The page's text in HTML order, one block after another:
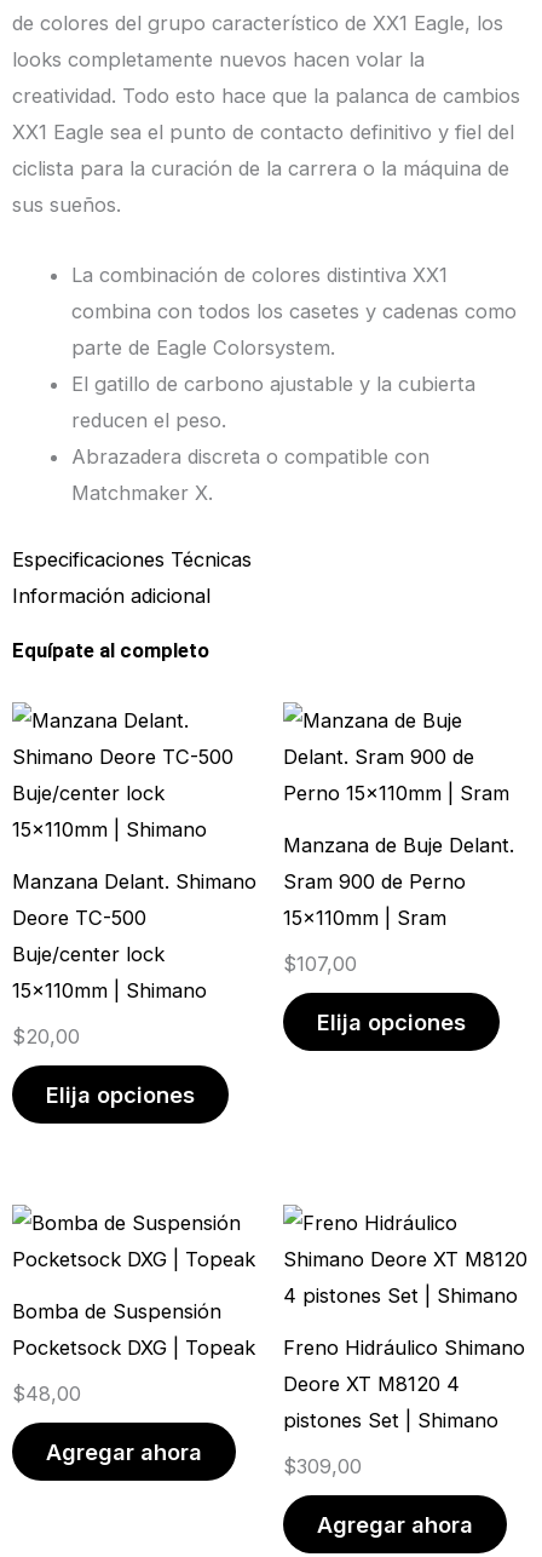
de colores del grupo característico de XX1 Eagle, los
looks completamente nuevos hacen volar la
creatividad. Todo esto hace que la palanca de cambios
XX1 Eagle sea el punto de contacto definitivo y fiel del
ciclista para la curación de la carrera o la máquina de
sus sueños.
La combinación de colores distintiva XX1
combina con todos los casetes y cadenas como
parte de Eagle Colorsystem.
El gatillo de carbono ajustable y la cubierta
reducen el peso.
Abrazadera discreta o compatible con
Matchmaker X.
Especificaciones Técnicas
Información adicional
Equípate al completo
Manzana Delant. Shimano
Deore TC-500
Buje/center lock
15x110mm | Shimano
$20,00
Elija opciones
producto
pueden
en
producto
Manzana de Buje Delant.
Sram 900 de Perno
15x110mm | Sram
$107,00
Elija opciones
tiene
Bomba de Suspensión
Pocketsock DXG | Topeak
$48,00
Agregar ahora
Freno Hidráulico Shimano
Deore XT M8120 4
pistones Set | Shimano
$309,00
Agregar ahora